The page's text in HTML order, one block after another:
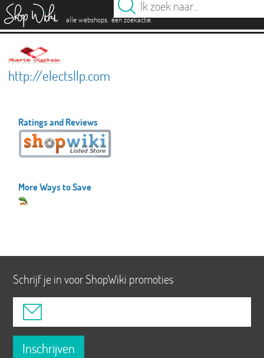
alle webshops. één zoekactie.
http://electsllp.com
Ratings and Reviews
More Ways to Save
Schrijf je in voor ShopWiki promoties
Inschrijven